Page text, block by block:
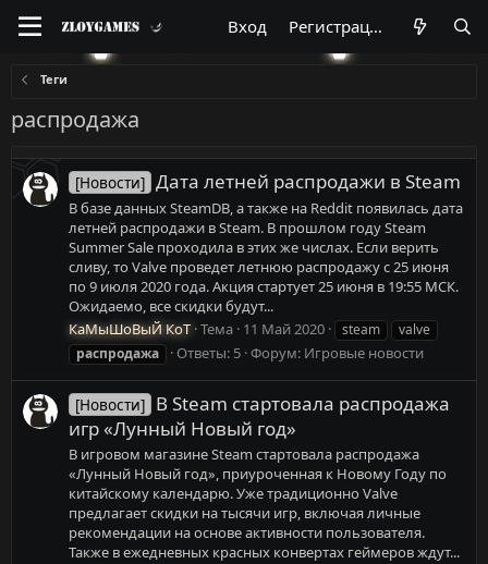
Вход Регистрация
Теги
распродажа
[Новости] Дата летней распродажи в Steam
В базе данных SteamDB, а также на Reddit появилась дата
летней распродажи в Steam. В прошлом году Steam
Summer Sale проходила в этих же числах. Если верить
сливу, то Valve проведет летнюю распродажу c 25 июня
по 9 июля 2020 года. Акция стартует 25 июня в 19:55 МСК.
Ожидаемо, все скидки будут...
КаМыШоВыЙ КоТ Тема 11 Май 2020 steam
valve
распродажа
Ответы: 5 Форум: Игровые новости
[Новости] В Steam стартовала распродажа
игр «Лунный Новый год»
В игровом магазине Steam стартовала распродажа
«Лунный Новый год», приуроченная к Новому Году по
китайскому календарю. Уже традиционно Valve
предлагает скидки на тысячи игр, включая личные
рекомендации на основе активности пользователя.
Также в ежедневных красных конвертах геймеров ждут...